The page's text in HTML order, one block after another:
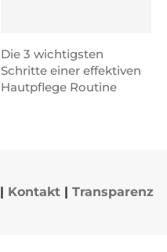
Die 3 wichtigsten
Schritte einer effektiven
Hautpflege Routine
| Kontakt | Transparenz